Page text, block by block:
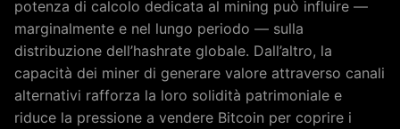
potenza di calcolo dedicata al mining può influire —
marginalmente e nel lungo periodo — sulla
distribuzione dell’hashrate globale. Dall’altro, la
capacità dei miner di generare valore attraverso canali
alternativi rafforza la loro solidità patrimoniale e
riduce la pressione a vendere Bitcoin per coprire i